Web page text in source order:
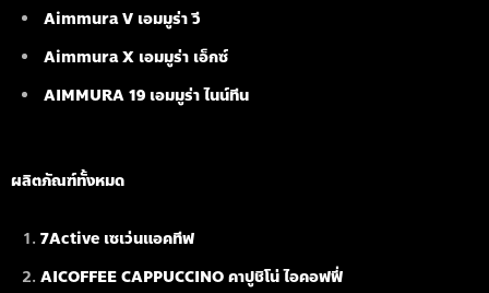
Aimmura V เอมมูร่า วี
Aimmura X เอมมูร่า เอ็กซ์
AIMMURA 19 เอมมูร่า ไนน์ทีน
ผลิตภัณฑ์ทั้งหมด
7Active เซเว่นแอคทีฟ
AICOFFEE CAPPUCCINO คาปูชิโน่ ไอคอฟฟี่